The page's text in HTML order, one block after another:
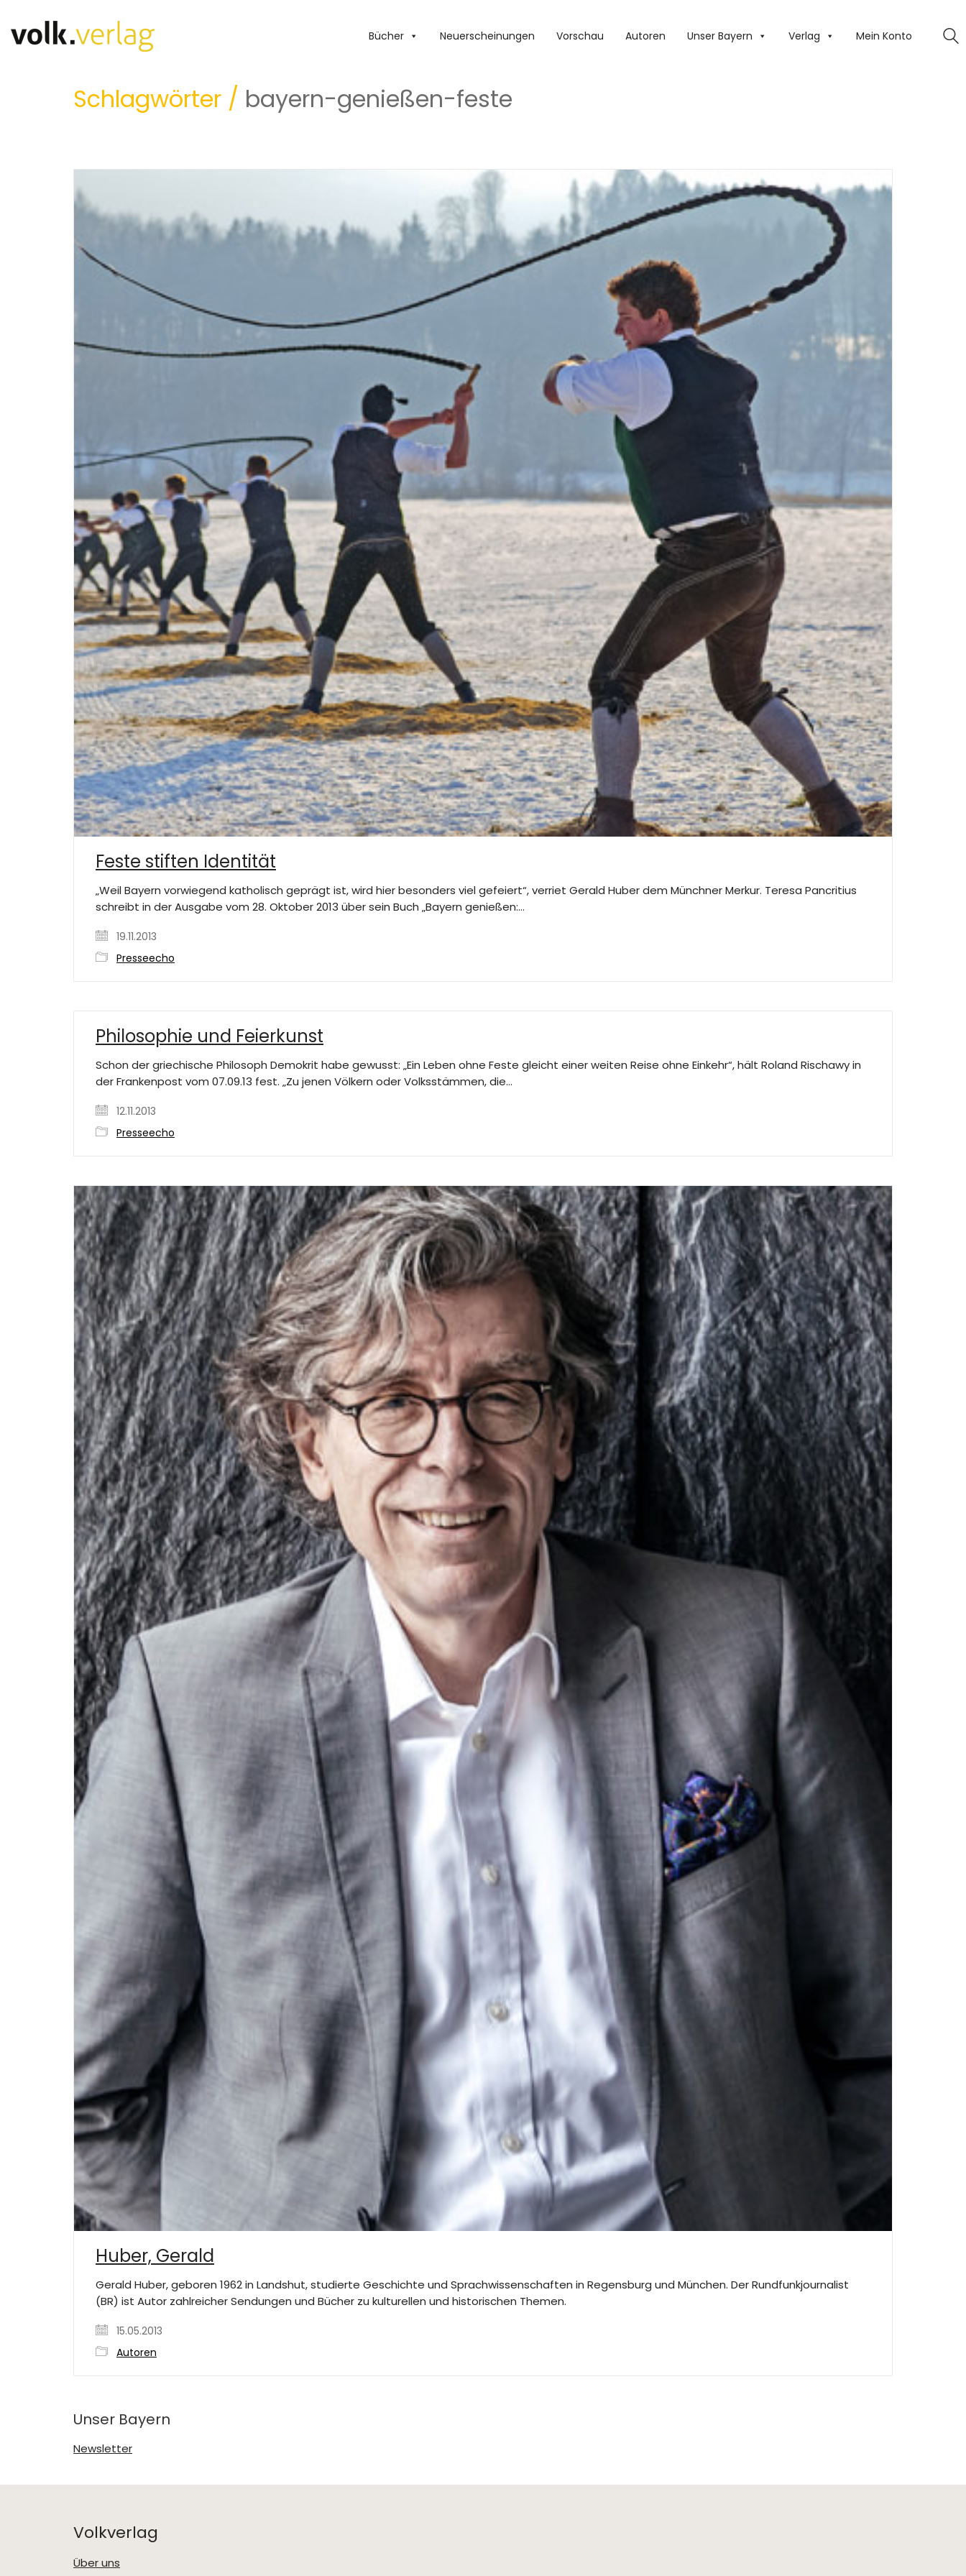
Bücher Neuerscheinungen Vorschau Autoren Unser Bayern Verlag Mein Konto
Schlagwörter / bayern-genießen-feste
Feste stiften Identität
„Weil Bayern vorwiegend katholisch geprägt ist, wird hier besonders viel gefeiert“, verriet Gerald Huber dem Münchner Merkur. Teresa Pancritius
schreibt in der Ausgabe vom 28. Oktober 2013 über sein Buch „Bayern genießen:…
19.11.2013
Presseecho
Philosophie und Feierkunst
Schon der griechische Philosoph Demokrit habe gewusst: „Ein Leben ohne Feste gleicht einer weiten Reise ohne Einkehr“, hält Roland Rischawy in
der Frankenpost vom 07.09.13 fest. „Zu jenen Völkern oder Volksstämmen, die…
12.11.2013
Presseecho
Huber, Gerald
Gerald Huber, geboren 1962 in Landshut, studierte Geschichte und Sprachwissenschaften in Regensburg und München. Der Rundfunkjournalist
(BR) ist Autor zahlreicher Sendungen und Bücher zu kulturellen und historischen Themen.
15.05.2013
Autoren
Unser Bayern
Newsletter
Volkverlag
Über uns